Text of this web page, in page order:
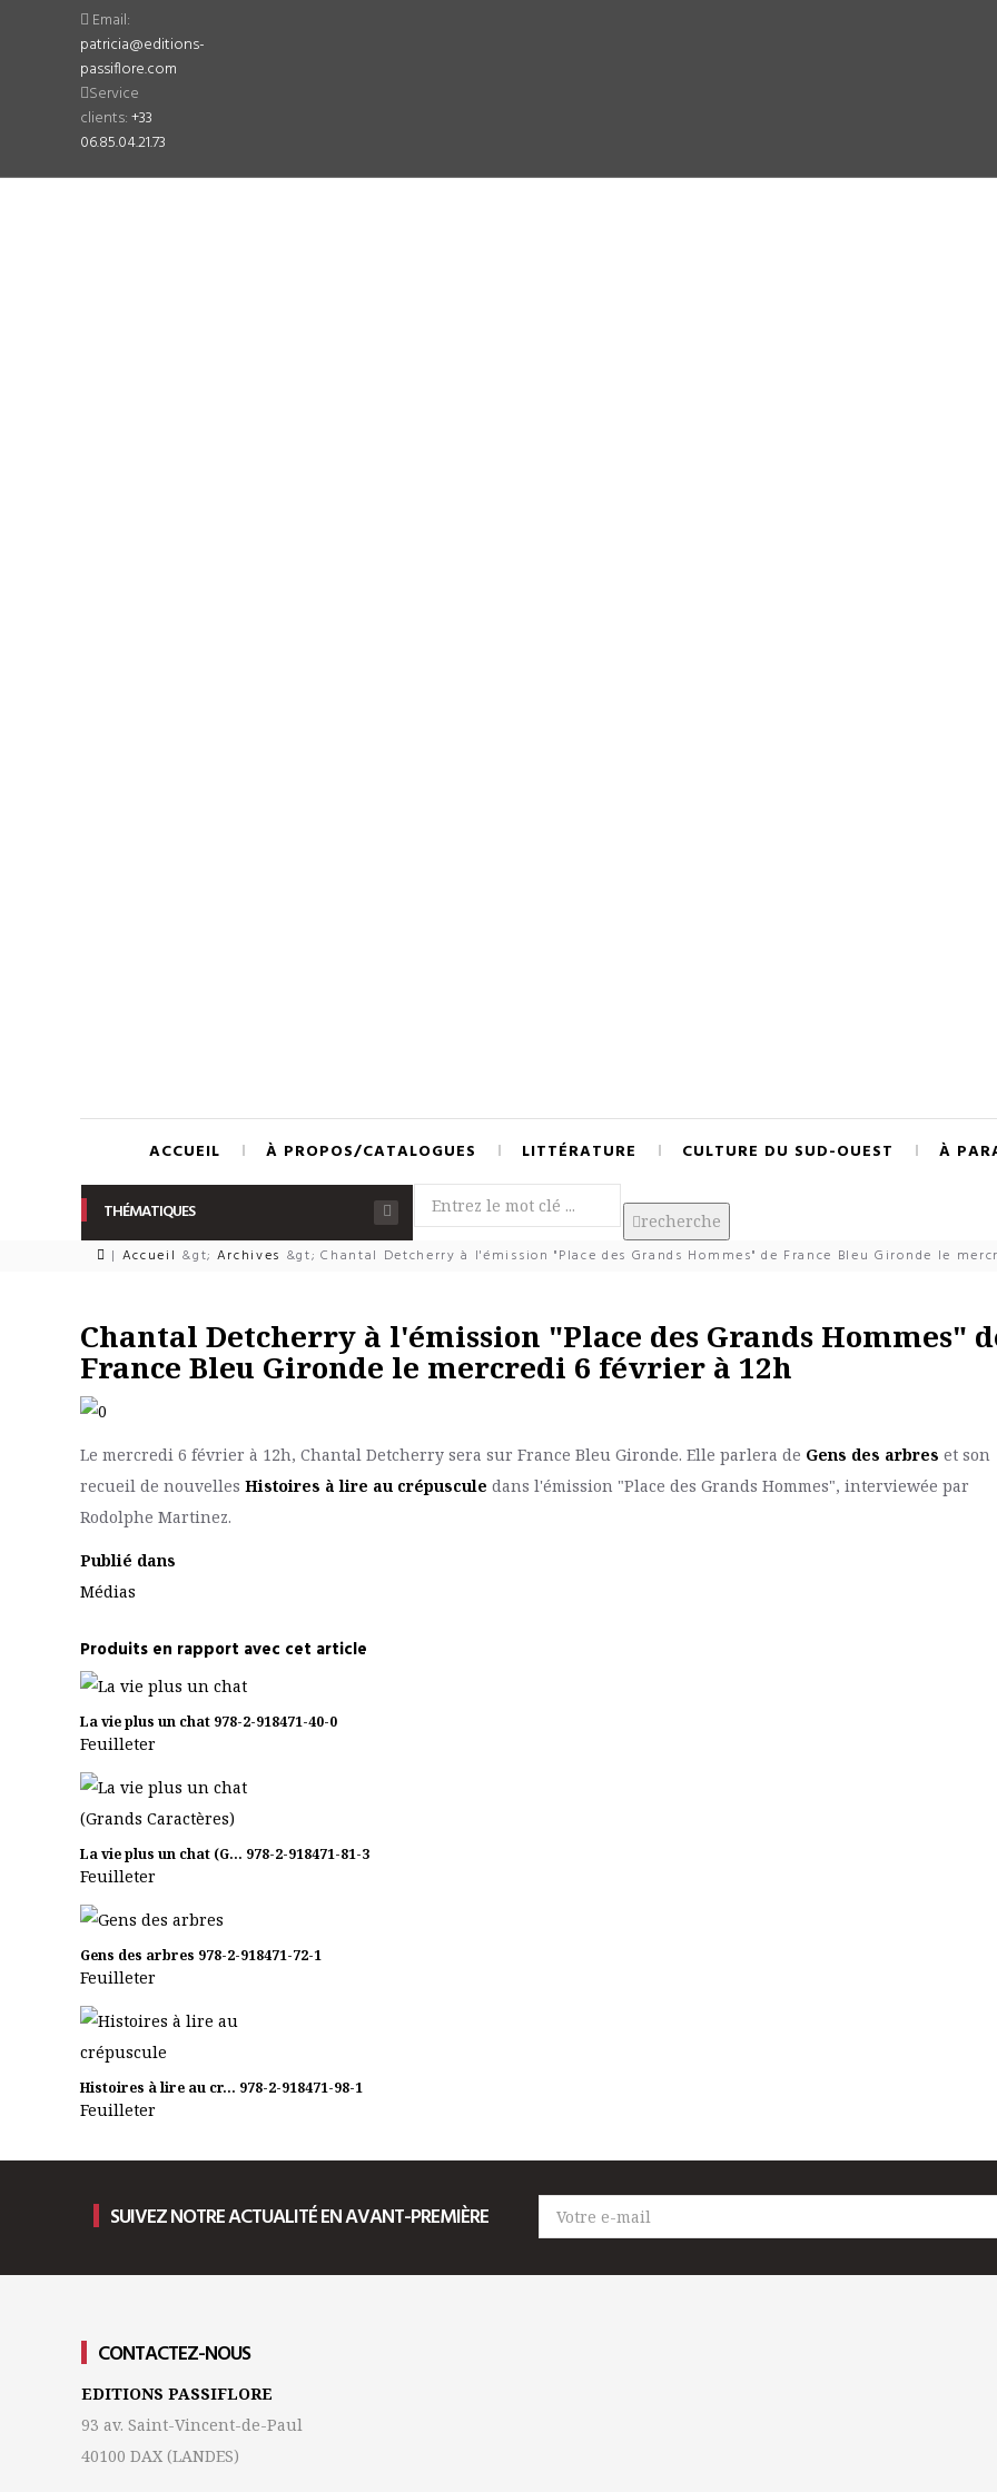
Email:
patricia@editions-
passiflore.com
Service
clients:+33
06.85.04.21.73
ACCUEIL À PROPOS/CATALOGUES LITTÉRATURE CULTURE DU SUD-OUEST À
THÉMATIQUES recherche
| Accueil &gt; Archives &gt; Chantal Detcherry à l'émission "Place des Grands Hommes" de France Bleu Gironde le
Chantal Detcherry à l'émission "Place des Grands Hommes"
France Bleu Gironde le mercredi 6 février à 12h
Le mercredi 6 février à 12h, Chantal Detcherry sera sur France Bleu Gironde. Elle parlera de Gens des arbres et son
recueil de nouvelles Histoires à lire au crépuscule dans l'émission "Place des Grands Hommes", interviewée par
Rodolphe Martinez.
Publié dans
Médias
Produits en rapport avec cet article
La vie plus un chat 978-2-918471-40-0
Feuilleter
La vie plus un chat (G... 978-2-918471-81-3
Feuilleter
Gens des arbres 978-2-918471-72-1
Feuilleter
Histoires à lire au cr... 978-2-918471-98-1
Feuilleter
SUIVEZ NOTRE ACTUALITÉ EN AVANT-PREMIÈRE
CONTACTEZ-NOUS
EDITIONS PASSIFLORE
93 av. Saint-Vincent-de-Paul
40100 DAX (LANDES)